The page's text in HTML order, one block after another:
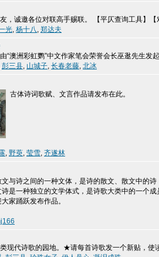
，诚邀各位对联高手赐联。 【平仄查询工具】【
光, 杨十八, 郑达夫
“澳洲彩虹鹦”中文作家笔会荣誉会长巫逖先生发
彭三县, 山城子, 长春老藤, 北冰
古体诗词歌赋、文言作品请发布在此。
, 野萸, 莹雪, 齐遂林
与诗之间的一种文体，是诗的散文、散文中的
是一种独立的文学体式，是诗歌大类中的一个
家踊跃发布作品。
现代诗歌的园地。★请每首诗歌发一个新贴，使